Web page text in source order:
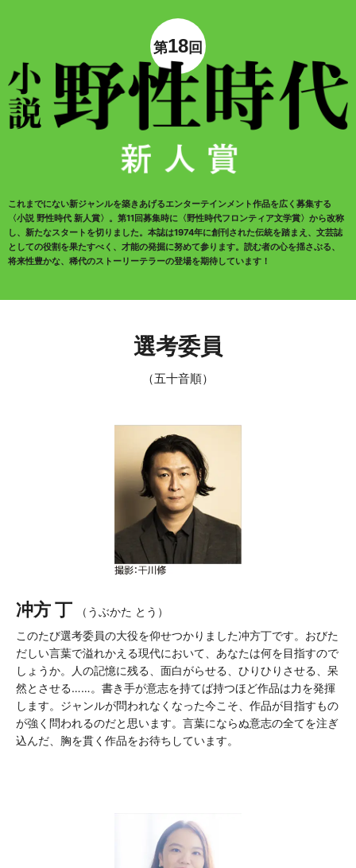
第18回
これまでにない新ジャンルを築きあげるエンターテインメント作品を広く募集する
〈小説 野性時代 新人賞〉。第11回募集時に〈野性時代フロンティア文学賞〉から改称
し、新たなスタートを切りました。本誌は1974年に創刊された伝統を踏まえ、文芸誌
としての役割を果たすべく、才能の発掘に努めて参ります。読む者の心を揺さぶる、
将来性豊かな、稀代のストーリーテラーの登場を期待しています！
選考委員
（五十音順）
冲方 丁
（うぶかた とう）
このたび選考委員の大役を仰せつかりました冲方丁です。おびた
だしい言葉で溢れかえる現代において、あなたは何を目指すので
しょうか。人の記憶に残る、面白がらせる、ひりひりさせる、呆
然とさせる……。書き手が意志を持てば持つほど作品は力を発揮
します。ジャンルが問われなくなった今こそ、作品が目指すもの
が強く問われるのだと思います。言葉にならぬ意志の全てを注ぎ
込んだ、胸を貫く作品をお待ちしています。